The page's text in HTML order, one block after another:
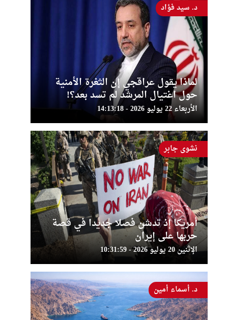
لماذا يقول عراقجي إن الثغرة الأمنية
حول اغتيال المرشد لم تسد بعد؟!
الأربعاء 22 يوليو 2026 - 14:13:18
د. سيد فؤاد
أمريكا إذ تدشن فصلا جديدا في قصة
حربها على إيران
الإثنين 20 يوليو 2026 - 10:31:59
نشوى جابر
د. أسماء أمين